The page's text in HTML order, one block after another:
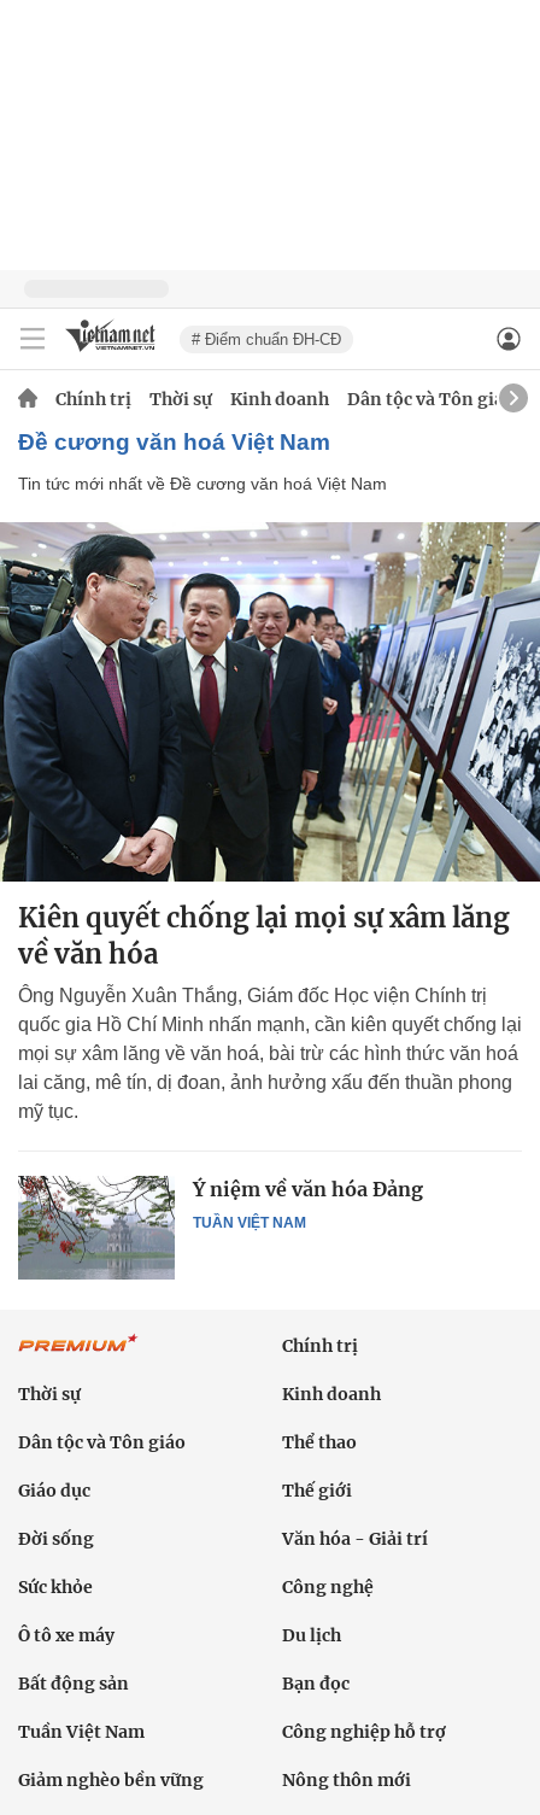
# Điểm chuẩn ĐH-CĐ
Chính trị Thời sự Kinh doanh Dân tộc và Tôn giáo
Đề cương văn hoá Việt Nam
Tin tức mới nhất về Đề cương văn hoá Việt Nam
Kiên quyết chống lại mọi sự xâm lăng
về văn hóa
Ông Nguyễn Xuân Thắng, Giám đốc Học viện Chính trị
quốc gia Hồ Chí Minh nhấn mạnh, cần kiên quyết chống lại
mọi sự xâm lăng về văn hoá, bài trừ các hình thức văn hoá
lai căng, mê tín, dị đoan, ảnh hưởng xấu đến thuần phong
mỹ tục.
TUẦN VIỆT NAM
Ý niệm về văn hóa Đảng
Chính trị
Thời sự Kinh doanh
Dân tộc và Tôn giáo Thể thao
Giáo dục Thế giới
Đời sống Văn hóa - Giải trí
Sức khỏe Công nghệ
Ô tô xe máy Du lịch
Bất động sản Bạn đọc
Tuần Việt Nam Công nghiệp hỗ trợ
Giảm nghèo bền vững Nông thôn mới